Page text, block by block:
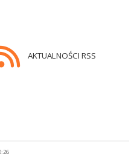
AKTUALNOŚCI RSS